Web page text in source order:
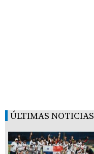
ÚLTIMAS NOTICIAS